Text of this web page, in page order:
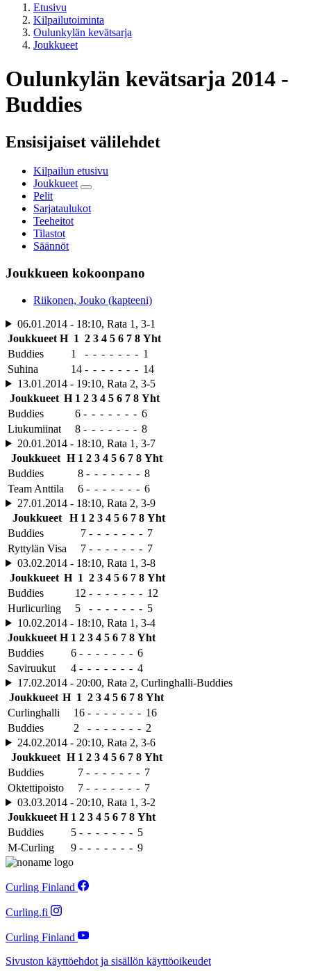
Etusivu
Kilpailutoiminta
Oulunkylän kevätsarja
Joukkueet
Oulunkylän kevätsarja 2014 -
Buddies
Ensisijaiset välilehdet
Kilpailun etusivu
Joukkueet
Pelit
Sarjataulukot
Teeheitot
Tilastot
Säännöt
Joukkueen kokoonpano
Riikonen, Jouko (kapteeni)
06.01.2014 - 18:10, Rata 1, 3-1
Joukkueet H 1 2 3 4 5 6 7 8 Yht
Buddies
1 - - - - - - - 1
Suhina
14 - - - - - - - 14
13.01.2014 - 19:10, Rata 2, 3-5
Joukkueet H 1 2 3 4 5 6 7 8 Yht
Buddies
6 - - - - - - - 6
Liukumiinat
8 - - - - - - - 8
20.01.2014 - 18:10, Rata 1, 3-7
Joukkueet H 1 2 3 4 5 6 7 8 Yht
Buddies
8 - - - - - - - 8
Team Anttila
6 - - - - - - - 6
27.01.2014 - 18:10, Rata 2, 3-9
Joukkueet
H 1 2 3 4 5 6 7 8 Yht
Buddies
7 - - - - - - - 7
Ryttylän Visa
7 - - - - - - - 7
03.02.2014 - 18:10, Rata 1, 3-8
Joukkueet H 1 2 3 4 5 6 7 8 Yht
Buddies
12 - - - - - - - 12
Hurlicurling
5 - - - - - - - 5
10.02.2014 - 18:10, Rata 1, 3-4
Joukkueet H 1 2 3 4 5 6 7 8 Yht
Buddies
6 - - - - - - - 6
Saviruukut
4 - - - - - - - 4
17.02.2014 - 20:00, Rata 2, Curlinghalli-Buddies
Joukkueet H 1 2 3 4 5 6 7 8 Yht
Curlinghalli
16 - - - - - - - 16
Buddies
2 - - - - - - - 2
24.02.2014 - 20:10, Rata 2, 3-6
Joukkueet H 1 2 3 4 5 6 7 8 Yht
Buddies
7 - - - - - - - 7
Oktettipoisto
7 - - - - - - - 7
03.03.2014 - 20:10, Rata 1, 3-2
Joukkueet H 1 2 3 4 5 6 7 8 Yht
Buddies
5 - - - - - - - 5
M-Curling
9 - - - - - - - 9
Curling Finland
Curling.fi
Curling Finland
Sivuston käyttöehdot ja sisällön käyttöoikeudet